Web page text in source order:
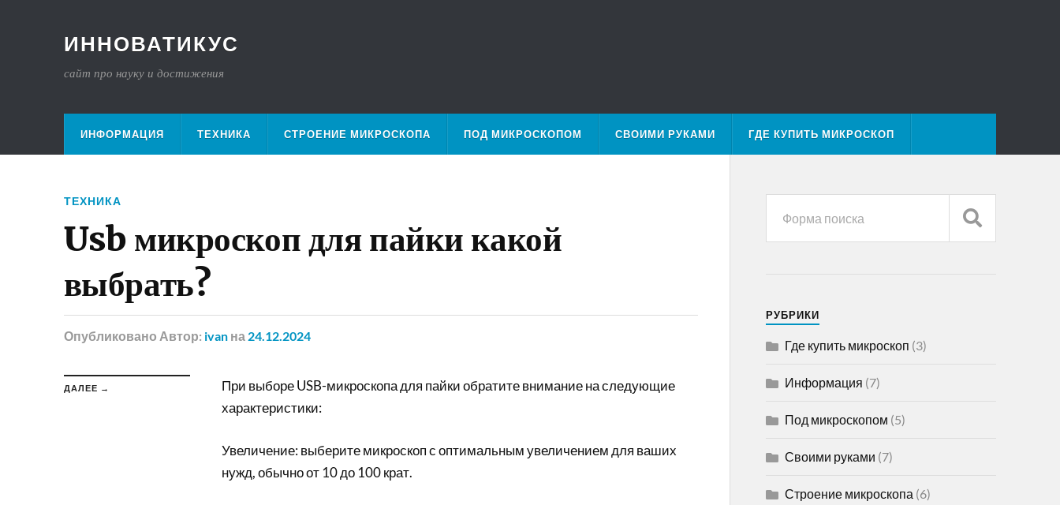
ИННОВАТИКУС
сайт про науку и достижения
ИНФОРМАЦИЯ ТЕХНИКА СТРОЕНИЕ МИКРОСКОПА ПОД МИКРОСКОПОМ СВОИМИ РУКАМИ ГДЕ КУПИТЬ МИКРОСКОП
ТЕХНИКА
Usb микроскоп для пайки какой
выбрать?
Опубликовано Автор: ivan на 24.12.2024
ДАЛЕЕ →
При выборе USB-микроскопа для пайки обратите внимание на следующие
характеристики:
Увеличение: выберите микроскоп с оптимальным увеличением для ваших
нужд, обычно от 10 до 100 крат.
РУБРИКИ
Где купить микроскоп (3)
Информация (7)
Под микроскопом (5)
Своими руками (7)
Строение микроскопа (6)